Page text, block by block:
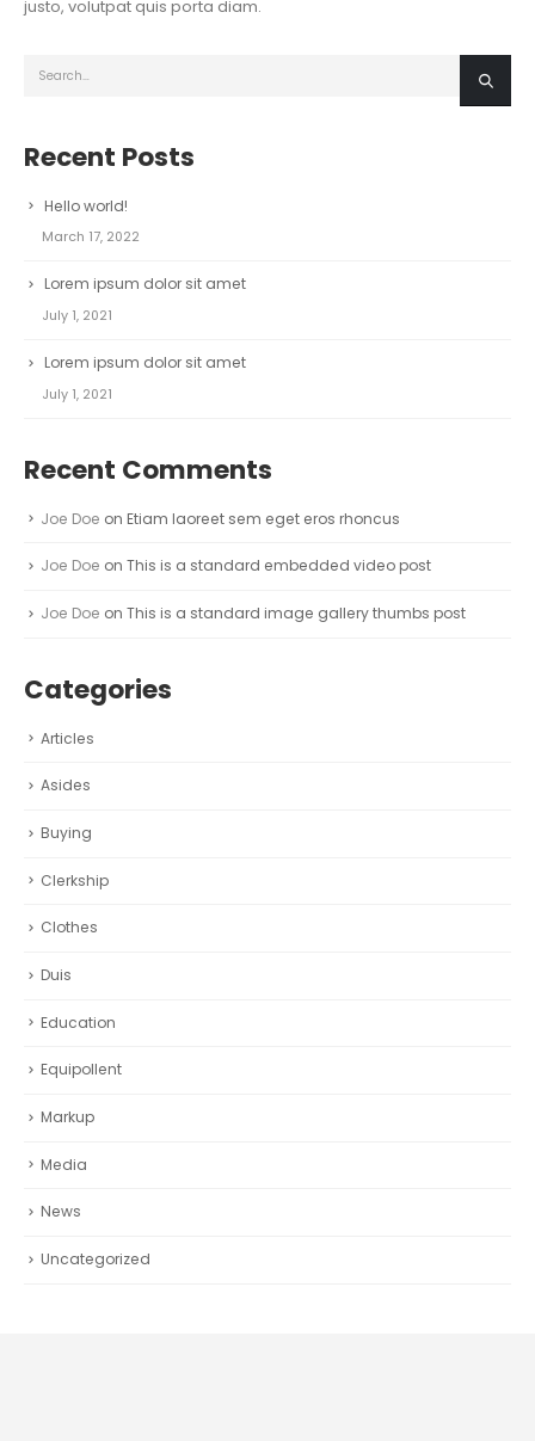
justo, volutpat quis porta diam.
Recent Posts
Hello world!
March 17, 2022
Lorem ipsum dolor sit amet
July 1, 2021
Lorem ipsum dolor sit amet
July 1, 2021
Recent Comments
Joe Doe on Etiam laoreet sem eget eros rhoncus
Joe Doe on This is a standard embedded video post
Joe Doe on This is a standard image gallery thumbs post
Categories
Articles
Asides
Buying
Clerkship
Clothes
Duis
Education
Equipollent
Markup
Media
News
Uncategorized